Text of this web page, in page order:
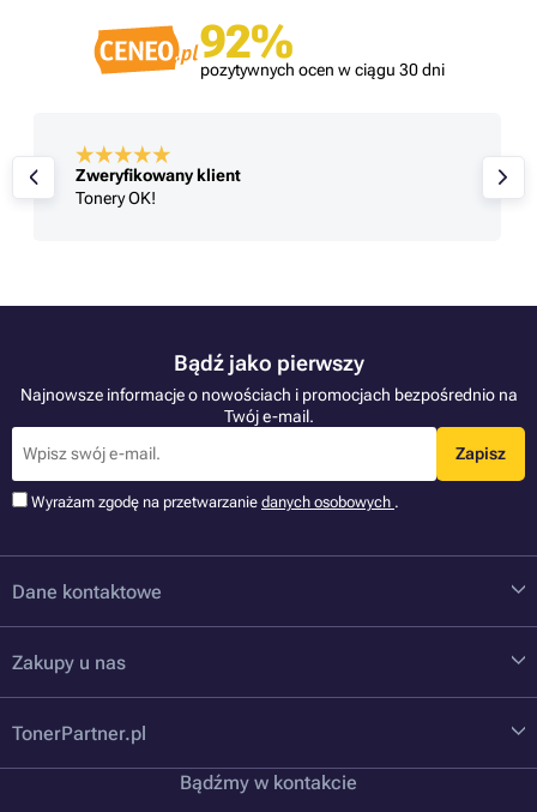
92%
pozytywnych ocen w ciągu 30 dni
Zweryfikowany klient
Tonery OK!
Bądź jako pierwszy
Najnowsze informacje o nowościach i promocjach bezpośrednio na
Twój e-mail.
Zapisz
Wyrażam zgodę na przetwarzanie danych osobowych .
Dane kontaktowe
Zakupy u nas
TonerPartner.pl
Bądźmy w kontakcie